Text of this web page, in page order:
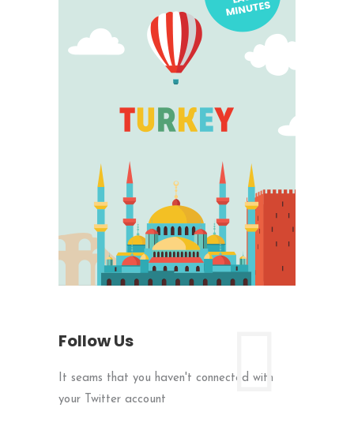
Follow Us
It seams that you haven't connected with
your Twitter account